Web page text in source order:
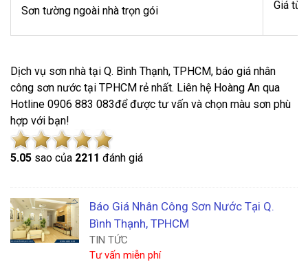
Sơn tường ngoài nhà trọn gói Giá từ
Dịch vụ sơn nhà tại Q. Bình Thạnh, TPHCM, báo giá nhân
công sơn nước tại TPHCM rẻ nhất. Liên hệ Hoàng An qua
Hotline 0906 883 083để được tư vấn và chọn màu sơn phù
hợp với bạn!
5.05 sao của 2211 đánh giá
Báo Giá Nhân Công Sơn Nước Tại Q.
Bình Thạnh, TPHCM
TIN TỨC
Tư vấn miễn phí